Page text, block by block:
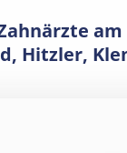
Hitzler,